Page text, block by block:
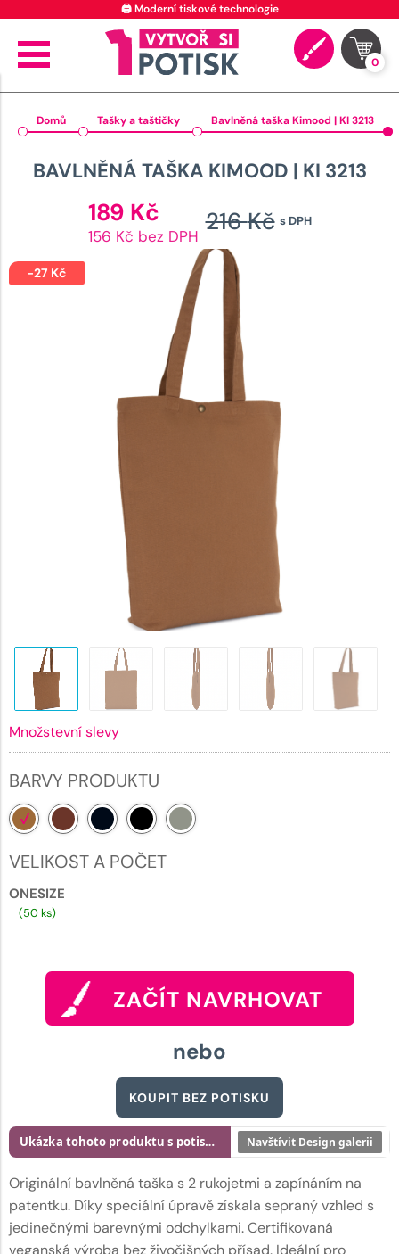
🖨️ Moderní tiskové technologie
0
Domů Tašky a taštičky Bavlněná taška Kimood | KI 3213
BAVLNĚNÁ TAŠKA KIMOOD | KI 3213
s DPH
216Kč
189 Kč cena
189 Kč.
156 Kč bez DPH
-27 Kč
Množstevní slevy
BARVY PRODUKTU
VELIKOST A POČET
ONESIZE
(50 ks)
ZAČÍT NAVRHOVAT
nebo
KOUPIT BEZ POTISKU
Originální bavlněná taška s 2 rukojetmi a zapínáním na
patentku. Díky speciální úpravě získala sepraný vzhled s
jedinečnými barevnými odchylkami. Certifikovaná
veganská výroba bez živočišných přísad. Ideální pro
Ukázka tohoto produktu s potiskem Navštívit Design galerii